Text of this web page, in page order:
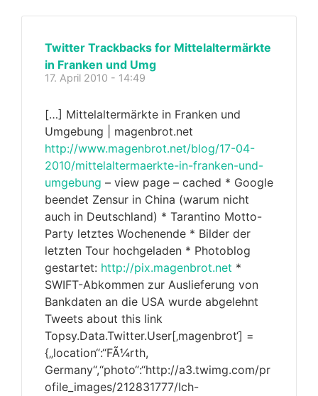
Twitter Trackbacks for Mittelaltermärkte
in Franken und Umg
17. April 2010 - 14:49
[…] Mittelaltermärkte in Franken und
Umgebung | magenbrot.net
http://www.magenbrot.net/blog/17-04-
2010/mittelaltermaerkte-in-franken-und-
umgebung – view page – cached * Google
beendet Zensur in China (warum nicht
auch in Deutschland) * Tarantino Motto-
Party letztes Wochenende * Bilder der
letzten Tour hochgeladen * Photoblog
gestartet: http://pix.magenbrot.net *
SWIFT-Abkommen zur Auslieferung von
Bankdaten an die USA wurde abgelehnt
Tweets about this link
Topsy.Data.Twitter.User[‚magenbrot‘] =
{„location“:“FÃ¼rth,
Germany“,“photo“:“http://a3.twimg.com/pr
ofile_images/212831777/Ich-